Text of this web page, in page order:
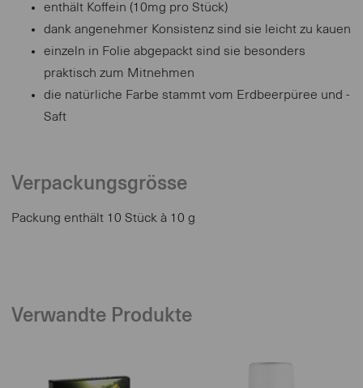
enthält Koffein (10mg pro Stück)
dank angenehmer Konsistenz sind sie leicht zu kauen
einzeln in Folie abgepackt sind sie besonders
praktisch zum Mitnehmen
die natürliche Farbe stammt vom Erdbeerpüree und -
Saft
Verpackungsgrösse
Packung enthält 10 Stück à 10 g
Verwandte Produkte